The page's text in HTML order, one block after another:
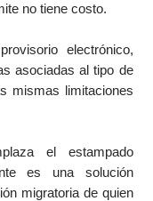
no tiene costo.
electrónico,
asociadas al tipo de
mismas limitaciones
el estampado
es una solución
migratoria de quien